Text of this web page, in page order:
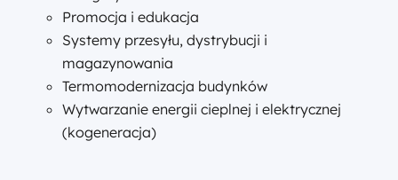
Promocja i edukacja
Systemy przesyłu, dystrybucji i
magazynowania
Termomodernizacja budynków
Wytwarzanie energii cieplnej i elektrycznej
(kogeneracja)